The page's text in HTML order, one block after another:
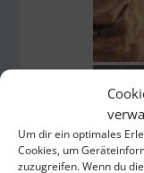
Um dir ein optimales
Cookies, um
zuzugreifen. Wenn du